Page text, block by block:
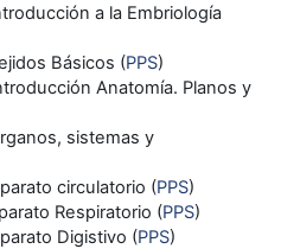
a la Embriología
Básicos (PPS)
Anatomía. Planos y
sistemas y
circulatorio (PPS)
Respiratorio (PPS)
Digistivo (PPS)